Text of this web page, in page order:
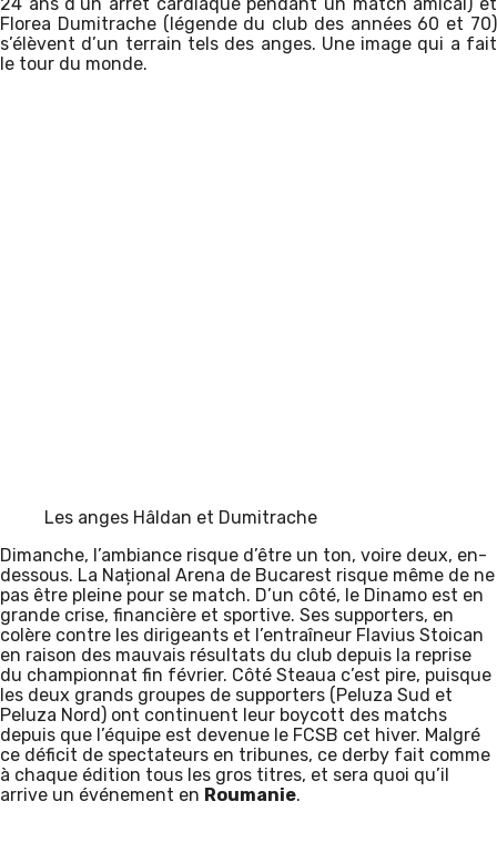
Florea Dumitrache (légende du club des années 60 et 70)
s’élèvent d’un terrain tels des anges. Une image qui a fait
le tour du monde.
Les anges Hâldan et Dumitrache
Dimanche, l’ambiance risque d’être un ton, voire deux, en-
dessous. La Național Arena de Bucarest risque même de ne
pas être pleine pour se match. D’un côté, le Dinamo est en
grande crise, financière et sportive. Ses supporters, en
colère contre les dirigeants et l’entraîneur Flavius Stoican
en raison des mauvais résultats du club depuis la reprise
du championnat fin février. Côté Steaua c’est pire, puisque
les deux grands groupes de supporters (Peluza Sud et
Peluza Nord) ont continuent leur boycott des matchs
depuis que l’équipe est devenue le FCSB cet hiver. Malgré
ce déficit de spectateurs en tribunes, ce derby fait comme
à chaque édition tous les gros titres, et sera quoi qu’il
arrive un événement en Roumanie.